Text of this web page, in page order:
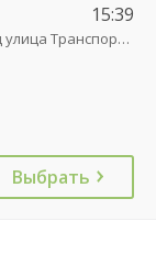
15:39
Калининград улица Транспортая
Выбрать